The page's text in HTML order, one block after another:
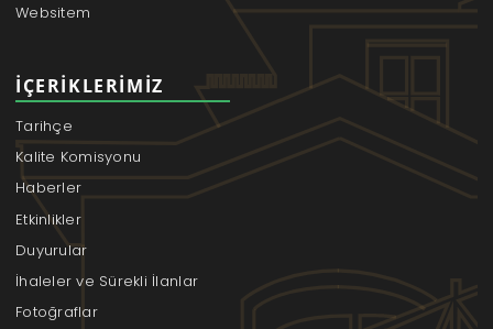
Websitem
İÇERIKLERIMIZ
Tarihçe
Kalite Komisyonu
Haberler
Etkinlikler
Duyurular
İhaleler ve Sürekli İlanlar
Fotoğraflar